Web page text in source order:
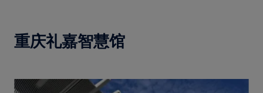
重庆礼嘉智慧馆